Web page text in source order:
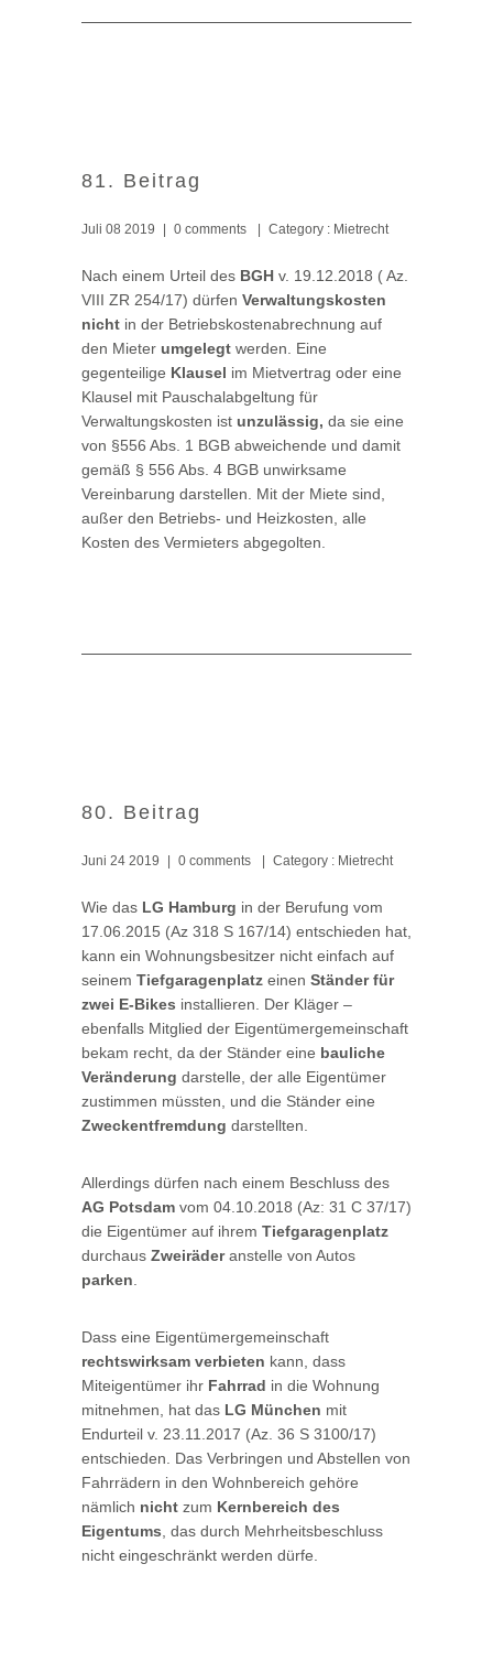
81. Beitrag
Juli 08 2019 0 comments Category : Mietrecht
Nach einem Urteil des BGH v. 19.12.2018 ( Az.
VIII ZR 254/17) dürfen Verwaltungskosten
nicht in der Betriebskostenabrechnung auf
den Mieter umgelegt werden. Eine
gegenteilige Klausel im Mietvertrag oder eine
Klausel mit Pauschalabgeltung für
Verwaltungskosten ist unzulässig, da sie eine
von §556 Abs. 1 BGB abweichende und damit
gemäß § 556 Abs. 4 BGB unwirksame
Vereinbarung darstellen. Mit der Miete sind,
außer den Betriebs- und Heizkosten, alle
Kosten des Vermieters abgegolten.
80. Beitrag
Juni 24 2019 0 comments Category : Mietrecht
Wie das LG Hamburg in der Berufung vom
17.06.2015 (Az 318 S 167/14) entschieden hat,
kann ein Wohnungsbesitzer nicht einfach auf
seinem Tiefgaragenplatz einen Ständer für
zwei E-Bikes installieren. Der Kläger –
ebenfalls Mitglied der Eigentümergemeinschaft
bekam recht, da der Ständer eine bauliche
Veränderung darstelle, der alle Eigentümer
zustimmen müssten, und die Ständer eine
Zweckentfremdung darstellten.
Allerdings dürfen nach einem Beschluss des
AG Potsdam vom 04.10.2018 (Az: 31 C 37/17)
die Eigentümer auf ihrem Tiefgaragenplatz
durchaus Zweiräderanstelle von Autos
parken.
Dass eine Eigentümergemeinschaft
rechtswirksam verbieten kann, dass
Miteigentümer ihr Fahrrad in die Wohnung
mitnehmen, hat das LG München mit
Endurteil v. 23.11.2017 (Az. 36 S 3100/17)
entschieden. Das Verbringen und Abstellen von
Fahrrädern in den Wohnbereich gehöre
nämlich nicht zum Kernbereich des
Eigentums, das durch Mehrheitsbeschluss
nicht eingeschränkt werden dürfe.